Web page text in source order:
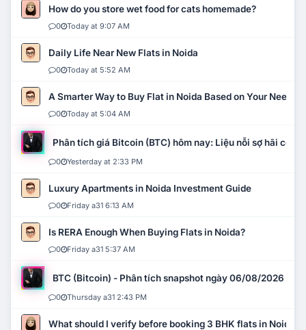
How do you store wet food for cats homemade?
0 Today at 9:07 AM
Daily Life Near New Flats in Noida
0 Today at 5:52 AM
A Smarter Way to Buy Flat in Noida Based on Your Needs
0 Today at 5:04 AM
Phân tích giá Bitcoin (BTC) hôm nay: Liệu nỗi sợ hãi có
0 Yesterday at 2:33 PM
Luxury Apartments in Noida Investment Guide
0 Friday a31 6:13 AM
Is RERA Enough When Buying Flats in Noida?
0 Friday a31 5:37 AM
BTC (Bitcoin) - Phân tích snapshot ngày 06/08/2026
0 Thursday a31 2:43 PM
What should I verify before booking 3 BHK flats in Noida?